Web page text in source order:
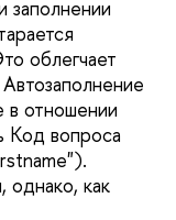
заполнении
облегчает
в отношении
Код вопроса
однако, как